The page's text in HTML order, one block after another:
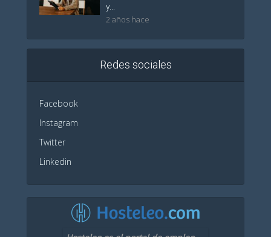
y...
2 años hace
Redes sociales
Facebook
Instagram
Twitter
Linkedin